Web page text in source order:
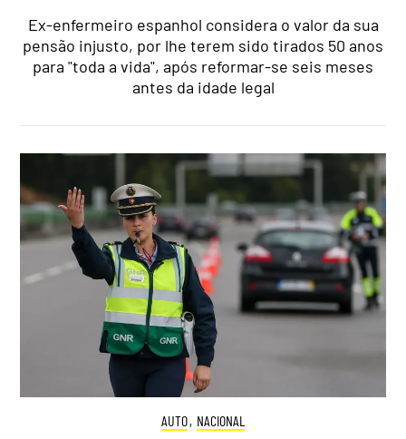
Ex-enfermeiro espanhol considera o valor da sua
pensão injusto, por lhe terem sido tirados 50 anos
para "toda a vida", após reformar-se seis meses
antes da idade legal
AUTO, NACIONAL